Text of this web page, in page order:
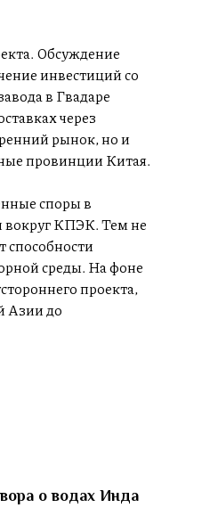
Обсуждение
инвестиций со
в Гвадаре
через
рынок, но и
провинции Китая.
споры в
вокруг КПЭК. Тем не
способности
среды. На фоне
проекта,
Азии до
о водах Инда